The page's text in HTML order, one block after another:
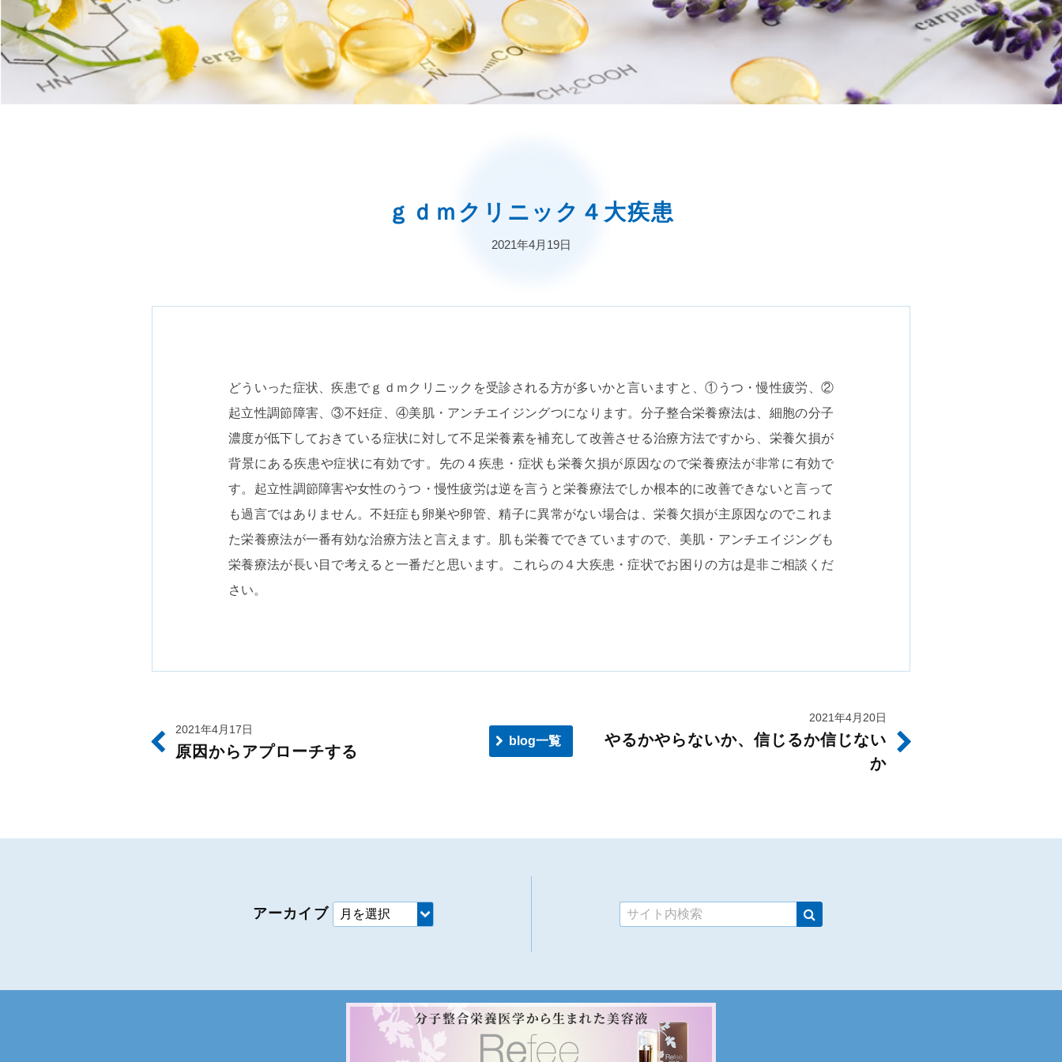
ｇｄｍクリニック４大疾患
2021年4月19日
どういった症状、疾患でｇｄｍクリニックを受診される方が多いかと言いますと、①うつ・慢性疲労、②
起立性調節障害、③不妊症、④美肌・アンチエイジングつになります。分子整合栄養療法は、細胞の分子
濃度が低下しておきている症状に対して不足栄養素を補充して改善させる治療方法ですから、栄養欠損が
背景にある疾患や症状に有効です。先の４疾患・症状も栄養欠損が原因なので栄養療法が非常に有効で
す。起立性調節障害や女性のうつ・慢性疲労は逆を言うと栄養療法でしか根本的に改善できないと言って
も過言ではありません。不妊症も卵巣や卵管、精子に異常がない場合は、栄養欠損が主原因なのでこれま
た栄養療法が一番有効な治療方法と言えます。肌も栄養でできていますので、美肌・アンチエイジングも
栄養療法が長い目で考えると一番だと思います。これらの４大疾患・症状でお困りの方は是非ご相談くだ
さい。
2021年4月17日
原因からアプローチする
2021年4月20日
やるかやらないか、信じるか信じない
か
blog一覧
アーカイブ